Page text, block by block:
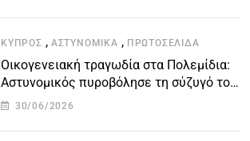
ΚΎΠΡΟΣ , ΑΣΤΥΝΟΜΙΚΆ , ΠΡΩΤΟΣΈΛΙΔΑ
Οικογενειακή τραγωδία στα Πολεμίδια:
Αστυνομικός πυροβόλησε τη σύζυγό του
και αυτοκτόνησε
30/06/2026